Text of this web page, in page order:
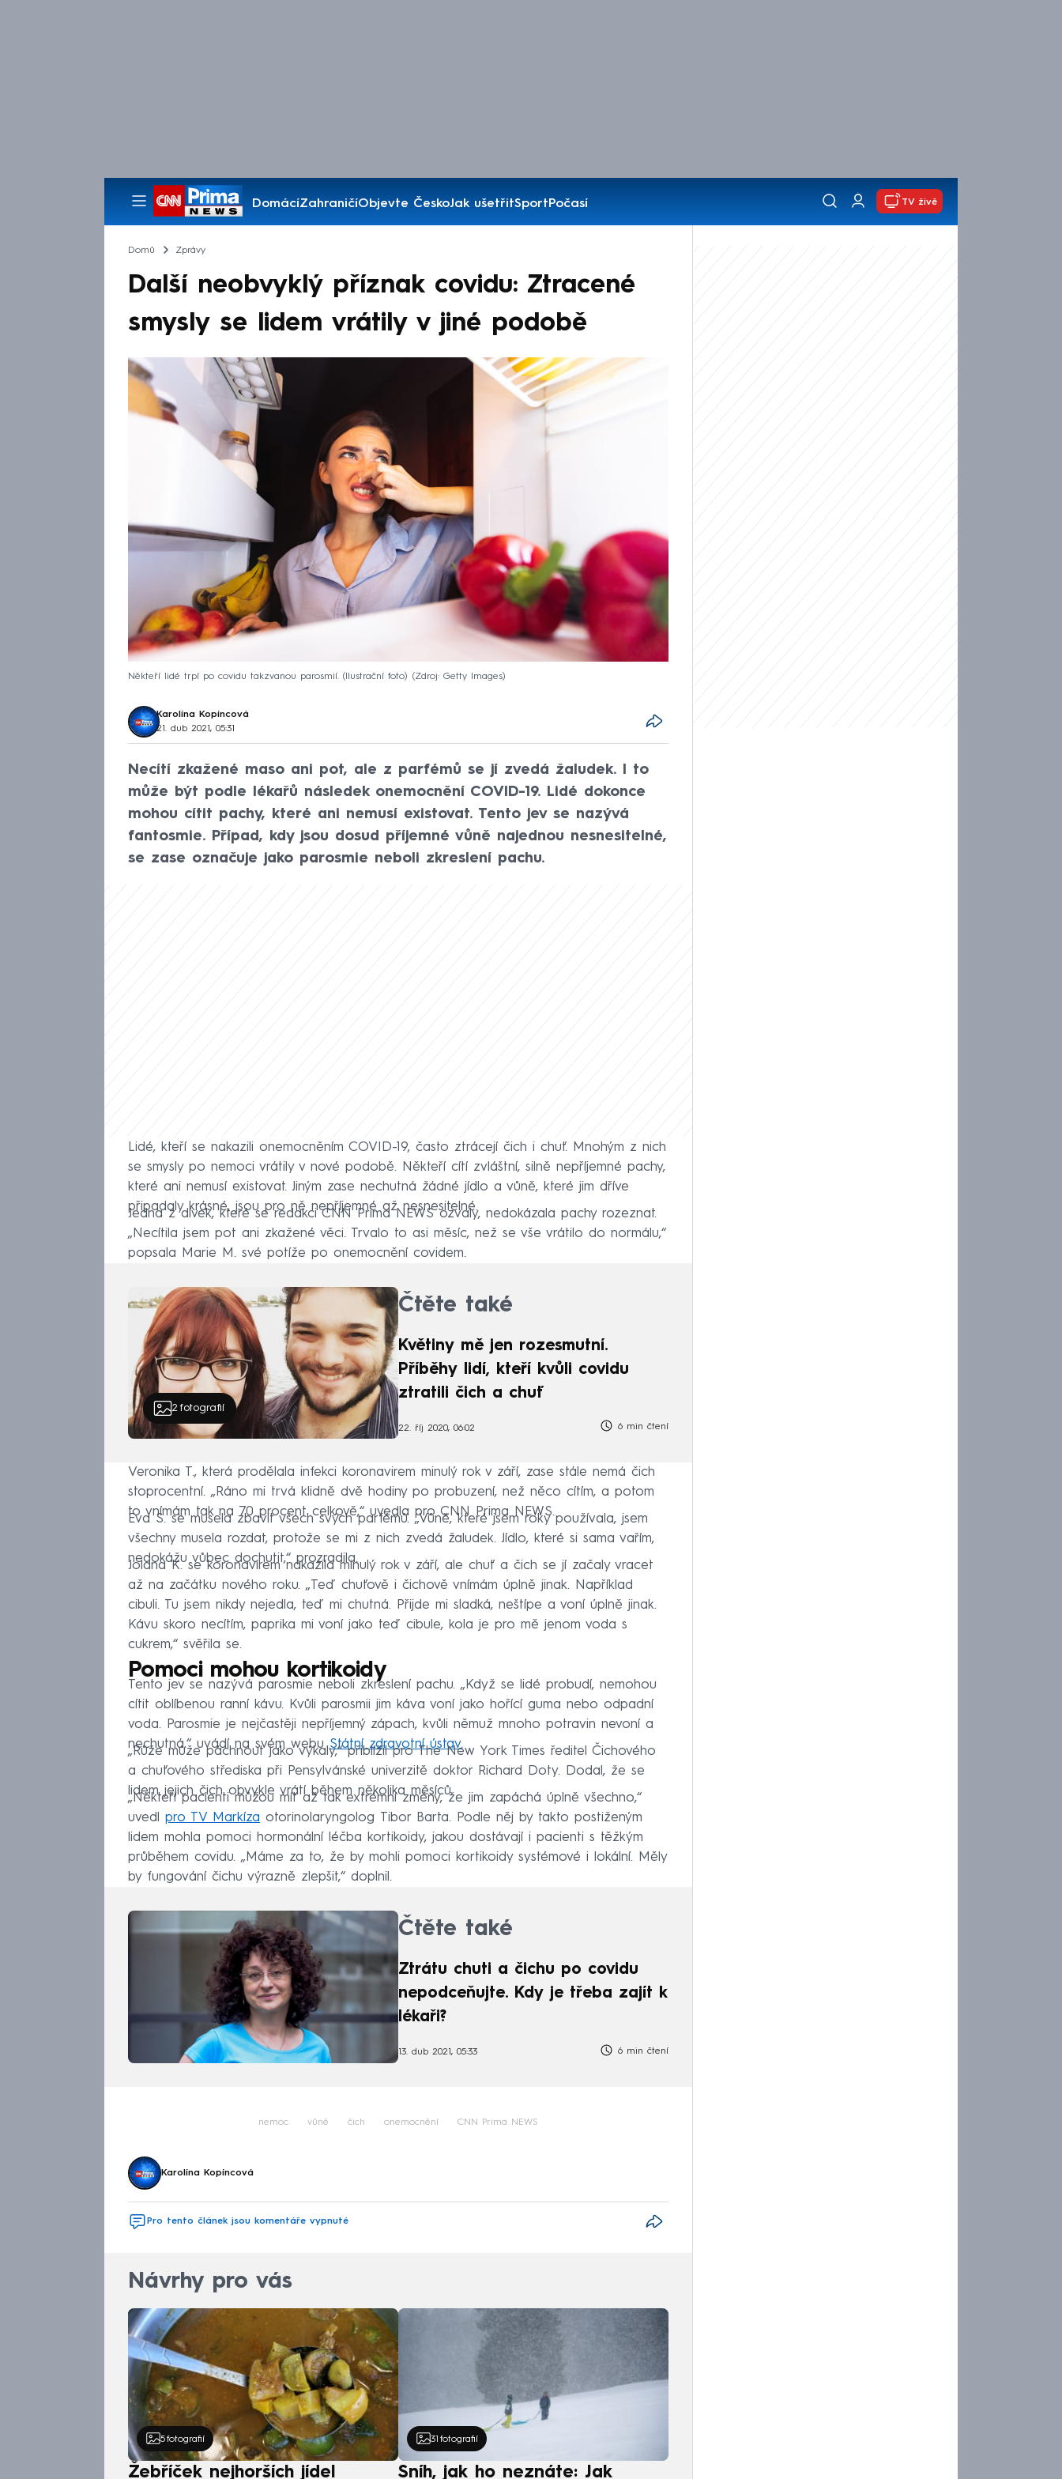
DomácíZahraničíObjevte ČeskoJak ušetřitSportPočasí
Pořady
TV živě
Domů Zprávy
Další neobvyklý příznak covidu: Ztracené
smysly se lidem vrátily v jiné podobě
Někteří lidé trpí po covidu takzvanou parosmií. (Ilustrační foto) Zdroj: Getty Images
Karolína Kopíncová
21. dub 2021, 05:31
Necítí zkažené maso ani pot, ale z parfémů se jí zvedá žaludek. I to
může být podle lékařů následek onemocnění COVID-19. Lidé dokonce
mohou cítit pachy, které ani nemusí existovat. Tento jev se nazývá
fantosmie. Případ, kdy jsou dosud příjemné vůně najednou nesnesitelné,
se zase označuje jako parosmie neboli zkreslení pachu.
Lidé, kteří se nakazili onemocněním COVID-19, často ztrácejí čich i chuť. Mnohým z nich
se smysly po nemoci vrátily v nové podobě. Někteří cítí zvláštní, silně nepříjemné pachy,
které ani nemusí existovat. Jiným zase nechutná žádné jídlo a vůně, které jim dříve
připadaly krásné, jsou pro ně nepříjemné až nesnesitelné.
Jedna z dívek, které se redakci CNN Prima NEWS ozvaly, nedokázala pachy rozeznat.
„Necítila jsem pot ani zkažené věci. Trvalo to asi měsíc, než se vše vrátilo do normálu,“
popsala Marie M. své potíže po onemocnění covidem.
2fotografií
Čtěte také
Květiny mě jen rozesmutní.
Příběhy lidí, kteří kvůli covidu
ztratili čich a chuť
22. říj 2020, 06:02 6 min čtení
Veronika T., která prodělala infekci koronavirem minulý rok v září, zase stále nemá čich
stoprocentní. „Ráno mi trvá klidně dvě hodiny po probuzení, než něco cítím, a potom
to vnímám tak na 70 procent celkově,“ uvedla pro CNN Prima NEWS.
Eva S. se musela zbavit všech svých parfémů. „Vůně, které jsem roky používala, jsem
všechny musela rozdat, protože se mi z nich zvedá žaludek. Jídlo, které si sama vařím,
nedokážu vůbec dochutit,“ prozradila.
Jolana K. se koronavirem nakazila minulý rok v září, ale chuť a čich se jí začaly vracet
až na začátku nového roku. „Teď chuťově i čichově vnímám úplně jinak. Například
cibuli. Tu jsem nikdy nejedla, teď mi chutná. Přijde mi sladká, neštípe a voní úplně jinak.
Kávu skoro necítím, paprika mi voní jako teď cibule, kola je pro mě jenom voda s
cukrem,“ svěřila se.
Pomoci mohou kortikoidy
Tento jev se nazývá parosmie neboli zkreslení pachu. „Když se lidé probudí, nemohou
cítit oblíbenou ranní kávu. Kvůli parosmii jim káva voní jako hořící guma nebo odpadní
voda. Parosmie je nejčastěji nepříjemný zápach, kvůli němuž mnoho potravin nevoní a
nechutná,“ uvádí na svém webuStátní zdravotní ústav.
„Růže může páchnout jako výkaly,“ přiblížil pro The New York Times ředitel Čichového
a chuťového střediska při Pensylvánské univerzitě doktor Richard Doty. Dodal, že se
lidem jejich čich obvykle vrátí během několika měsíců.
„Někteří pacienti můžou mít až tak extrémní změny, že jim zapáchá úplně všechno,“
uvedl pro TV Markíza otorinolaryngolog Tibor Barta. Podle něj by takto postiženým
lidem mohla pomoci hormonální léčba kortikoidy, jakou dostávají i pacienti s těžkým
průběhem covidu. „Máme za to, že by mohli pomoci kortikoidy systémové i lokální. Měly
by fungování čichu výrazně zlepšit,“ doplnil.
Čtěte také
Ztrátu chuti a čichu po covidu
nepodceňujte. Kdy je třeba zajít k
lékaři?
13. dub 2021, 05:33 6 min čtení
nemoc vůně čich onemocnění CNN Prima NEWS
Karolína Kopíncová
Pro tento článek jsou komentáře vypnuté
Návrhy pro vás
5 fotografií
Žebříček nejhorších jídel
31 fotografií
Sníh, jak ho neznáte: Jak